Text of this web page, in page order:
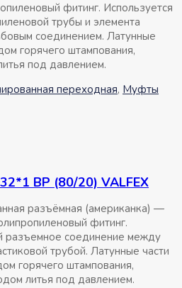
фитинг. Используется
трубы и элемента
соединением. Латунные
горячего штампования,
под давлением.
переходная, Муфты
ВР (80/20) VALFEX
разъёмная (американка) —
фитинг.
разъемное соединение между
трубой. Латунные части
горячего штампования,
литья под давлением.